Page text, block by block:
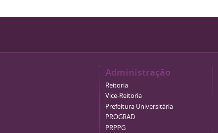
Administração
Reitoria
Vice-Reitoria
Prefeitura Universitária
PROGRAD
PRPPG